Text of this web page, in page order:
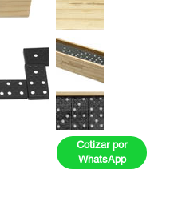
Cotizar por
WhatsApp